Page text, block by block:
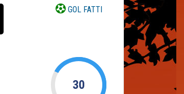
GOL FATTI
30